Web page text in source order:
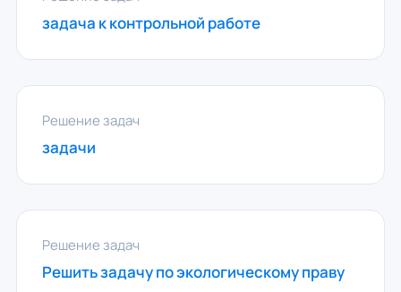
задача к контрольной работе
Решение задач
задачи
Решение задач
Решить задачу по экологическому праву